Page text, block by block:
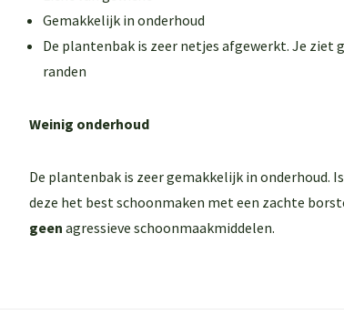
Gemakkelijk in onderhoud
De plantenbak is zeer netjes afgewerkt. Je ziet
randen
Weinig onderhoud
De plantenbak is zeer gemakkelijk in onderhoud.
deze het best schoonmaken met een zachte
geen agressieve schoonmaakmiddelen.